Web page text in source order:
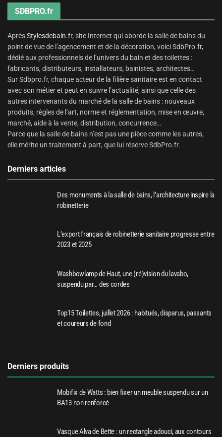
SDBPRO.fr
AprèsStylesdebain.fr, site Internet qui aborde la salle de bains du
point de vue de l’agencement et de la décoration, voici SdbPro.fr,
dédié aux professionnels de l’univers du bain et des toilettes :
fabricants, distributeurs, installateurs, bainistes, architectes…
Sur Sdbpro.fr, chaque acteur de la filière sanitaire est en contact
avec son métier et peut en suivre l’actualité, ainsi que celle des
autres intervenants du marché de la salle de bains : nouveaux
produits, règles de l’art, norme et réglementation, mise en œuvre,
marché, aide à la vente, distribution, concurrence…
Parce que la salle de bains n’est pas une pièce comme les autres,
elle mérite un traitement à part, que lui réserve SdbPro.fr.
Derniers articles
Des monuments à la salle de bains, l’architecture inspire la
robinetterie
L’export français de robinetterie sanitaire progresse entre
2023 et 2025
Washbowlamp de Haut, une (ré)vision du lavabo,
suspendu par… des cordes
Top15 Toilettes, juillet 2026 : habitués, disparus, passants
et coureurs de fond
Derniers produits
Mobifix de Watts : bien fixer un meuble suspendu sur un
BA13 non renforcé
Vasque Alva de Bette : un rectangle adouci, aux contours